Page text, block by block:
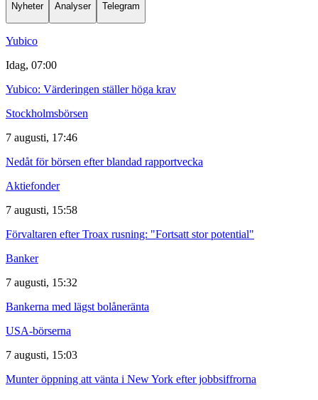
Nyheter Analyser Telegram
Yubico
Idag, 07:00
Yubico: Värderingen ställer höga krav
Stockholmsbörsen
7 augusti, 17:46
Nedåt för börsen efter blandad rapportvecka
Aktiefonder
7 augusti, 15:58
Förvaltaren efter Troax rusning: "Fortsatt stor potential"
Banker
7 augusti, 15:32
Bankerna med lägst bolåneränta
USA-börserna
7 augusti, 15:03
Munter öppning att vänta i New York efter jobbsiffrorna